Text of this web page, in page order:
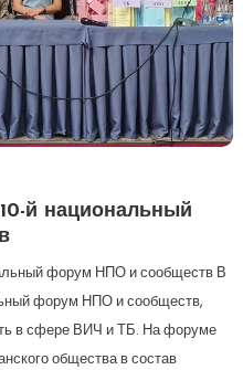
й национальный
форум НПО и сообществ В
форум НПО и сообществ,
в сфере ВИЧ и ТБ. На форуме
общества в состав